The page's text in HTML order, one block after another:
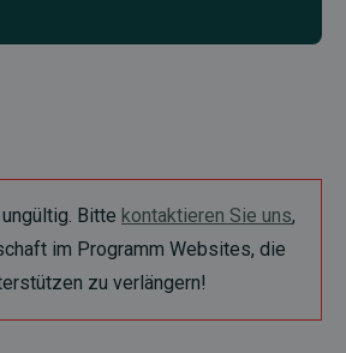
Bitte kontaktieren Sie uns,
im Programm Websites, die
zu verlängern!